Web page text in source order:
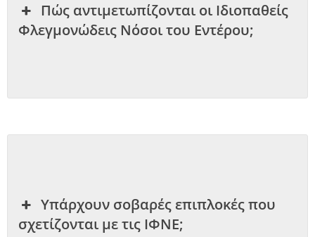
Πώς αντιμετωπίζονται οι Ιδιοπαθείς
Φλεγμονώδεις Νόσοι του Εντέρου;
Υπάρχουν σοβαρές επιπλοκές που
σχετίζονται με τις ΙΦΝΕ;